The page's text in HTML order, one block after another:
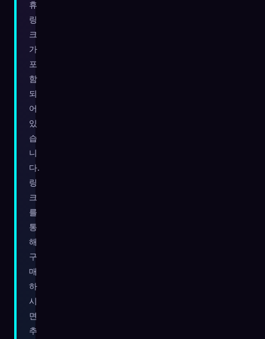
휴
링
크
가
포
함
되
어
있
습
니
다.
링
크
를
통
해
구
매
하
시
면
추
☁️